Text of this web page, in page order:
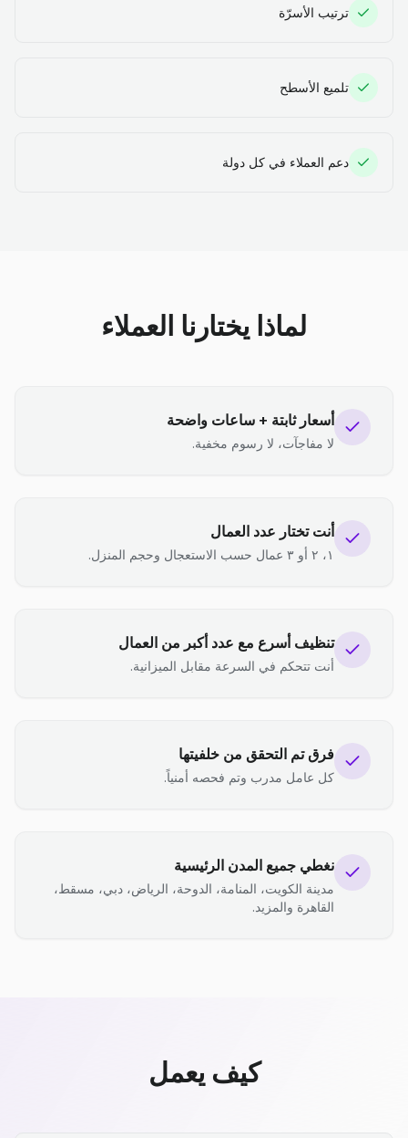
ترتيب الأسرّة
تلميع الأسطح
دعم العملاء في كل دولة
لماذا يختارنا العملاء
أسعار ثابتة + ساعات واضحة
لا مفاجآت، لا رسوم مخفية.
أنت تختار عدد العمال
١، ٢ أو ٣ عمال حسب الاستعجال وحجم المنزل.
تنظيف أسرع مع عدد أكبر من العمال
أنت تتحكم في السرعة مقابل الميزانية.
فرق تم التحقق من خلفيتها
كل عامل مدرب وتم فحصه أمنياً.
نغطي جميع المدن الرئيسية
مدينة الكويت، المنامة، الدوحة، الرياض، دبي، مسقط،
القاهرة والمزيد.
كيف يعمل